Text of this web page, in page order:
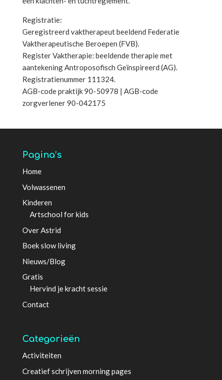
Registratie:
Geregistreerd vaktherapeut beeldend Federatie
Vaktherapeutische Beroepen (FVB).
Register Vaktherapie: beeldende therapie met
aantekening Antroposofisch Geïnspireerd (AG).
Registratienummer 111324.
AGB-code praktijk 90-50978 | AGB-code
zorgverlener 90-042175
Pagina’s
Home
Volwassenen
Kinderen
Artschool for kids
Over Astrid
Boek slow living
Nieuws/Blog
Gratis
Hervind je kracht sessie
Contact
Categorieën
Activiteiten
Creatief schrijven morning pages